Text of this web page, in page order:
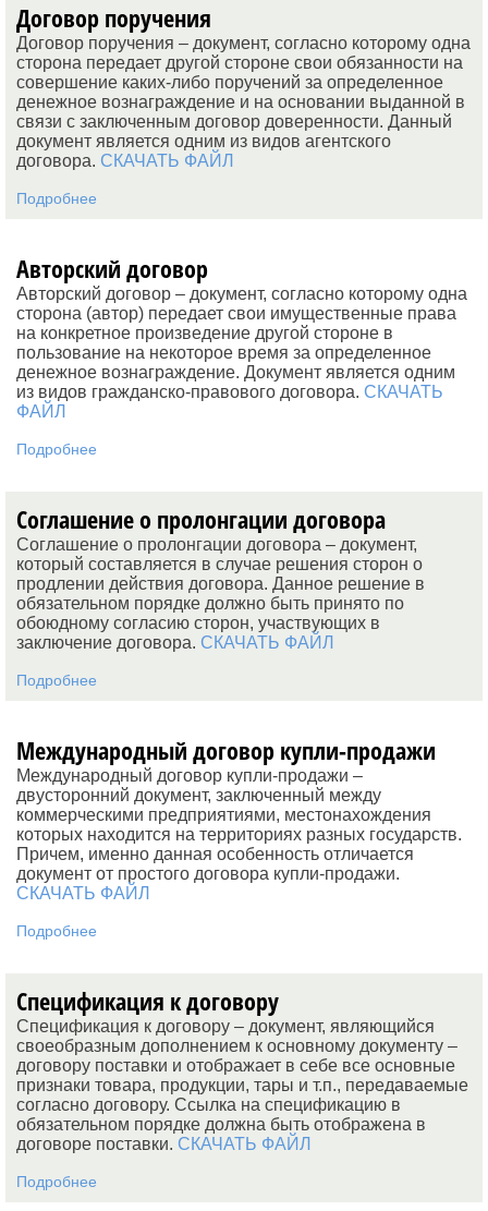
Договор поручения
Договор поручения – документ, согласно которому одна
сторона передает другой стороне свои обязанности на
совершение каких-либо поручений за определенное
денежное вознаграждение и на основании выданной в
связи с заключенным договор доверенности. Данный
документ является одним из видов агентского
договора. СКАЧАТЬ ФАЙЛ
Подробнее
Авторский договор
Авторский договор – документ, согласно которому одна
сторона (автор) передает свои имущественные права
на конкретное произведение другой стороне в
пользование на некоторое время за определенное
денежное вознаграждение. Документ является одним
из видов гражданско-правового договора. СКАЧАТЬ
ФАЙЛ
Подробнее
Соглашение о пролонгации договора
Соглашение о пролонгации договора – документ,
который составляется в случае решения сторон о
продлении действия договора. Данное решение в
обязательном порядке должно быть принято по
обоюдному согласию сторон, участвующих в
заключение договора. СКАЧАТЬ ФАЙЛ
Подробнее
Международный договор купли-продажи
Международный договор купли-продажи –
двусторонний документ, заключенный между
коммерческими предприятиями, местонахождения
которых находится на территориях разных государств.
Причем, именно данная особенность отличается
документ от простого договора купли-продажи.
СКАЧАТЬ ФАЙЛ
Подробнее
Спецификация к договору
Спецификация к договору – документ, являющийся
своеобразным дополнением к основному документу –
договору поставки и отображает в себе все основные
признаки товара, продукции, тары и т.п., передаваемые
согласно договору. Ссылка на спецификацию в
обязательном порядке должна быть отображена в
договоре поставки. СКАЧАТЬ ФАЙЛ
Подробнее